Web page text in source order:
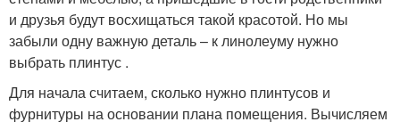
и друзья будут восхищаться такой красотой. Но мы
забыли одну важную деталь – к линолеуму нужно
выбрать плинтус .
Для начала считаем, сколько нужно плинтусов и
фурнитуры на основании плана помещения. Вычисляем